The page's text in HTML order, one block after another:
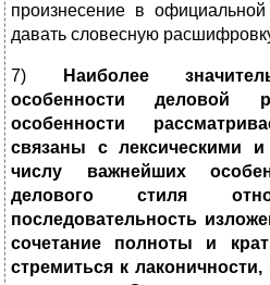
произнесение в
давать словесную
7) Наиболее
особенности деловой
особенности
связаны с лексическими
числу важнейших
делового стиля
последовательность
сочетание полноты и
стремиться к